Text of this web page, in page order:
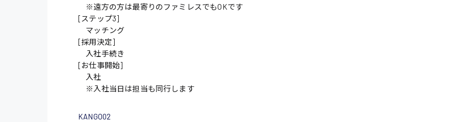
※遠方の方は最寄りのファミレスでもOKです
[ステップ3]
マッチング
[採用決定]
入社手続き
[お仕事開始]
入社
※入社当日は担当も同行します
KANGO02